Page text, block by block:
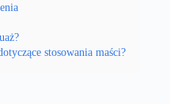
stosowania maści?